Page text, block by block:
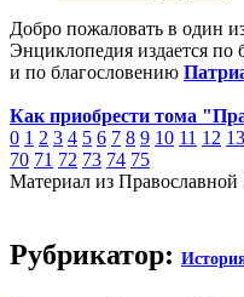
Добро пожаловать в один
Энциклопедия издается по
и по благословению
Как приобрести тома
0 1 2 3 4 5 6 7 8 9 10 11 12 13
70 71 72 73 74 75
Материал из
Рубрикатор: